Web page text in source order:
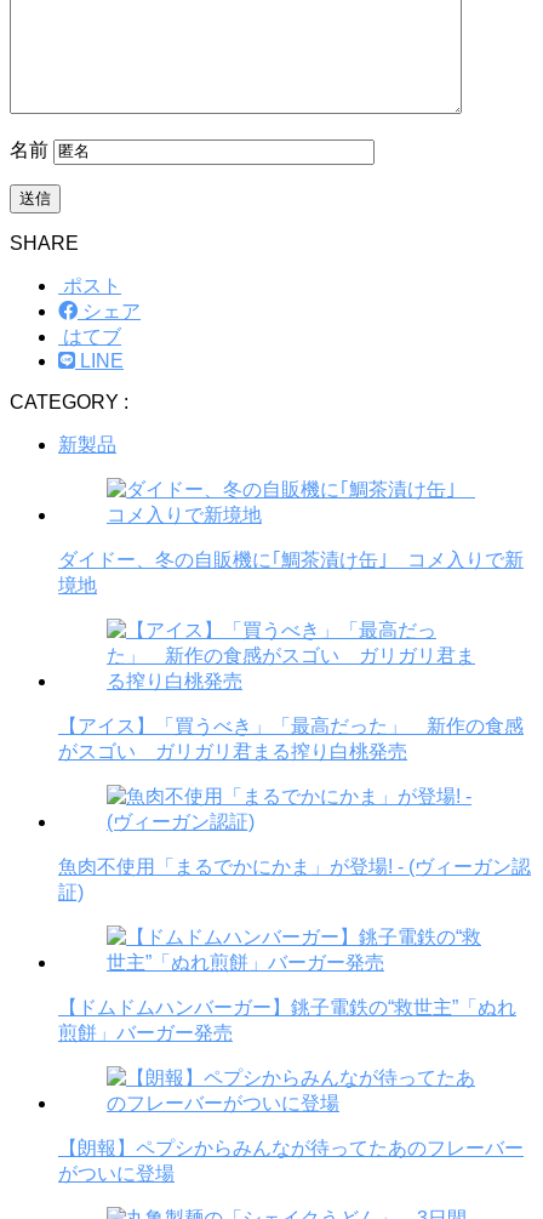
名前
SHARE
ポスト
シェア
はてブ
LINE
CATEGORY :
新製品
ダイドー、冬の自販機に｢鯛茶漬け缶｣ コメ入りで新
境地
【アイス】「買うべき」「最高だった」 新作の食感
がスゴい ガリガリ君まる搾り白桃発売
魚肉不使用「まるでかにかま」が登場! - (ヴィーガン認
証)
【ドムドムハンバーガー】銚子電鉄の“救世主”「ぬれ
煎餅」バーガー発売
【朗報】ペプシからみんなが待ってたあのフレーバー
がついに登場